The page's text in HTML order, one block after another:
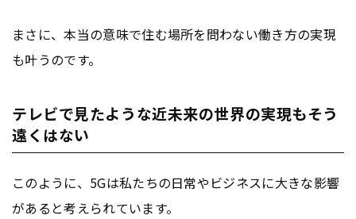
まさに、本当の意味で住む場所を問わない働き方の実現
も叶うのです。
テレビで見たような近未来の世界の実現もそう
遠くはない
このように、5Gは私たちの日常やビジネスに大きな影響
があると考えられています。